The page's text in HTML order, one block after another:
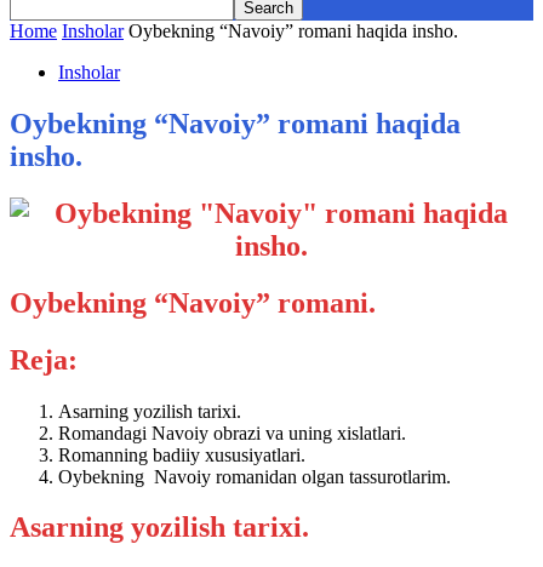
Home Insholar Oybekning “Navoiy” romani haqida insho.
Insholar
Oybekning “Navoiy” romani haqida
insho.
Oybekning “Navoiy” romani.
Reja:
Asarning yozilish tarixi.
Romandagi Navoiy obrazi va uning xislatlari.
Romanning badiiy xususiyatlari.
Oybekning Navoiy romanidan olgan tassurotlarim.
Asarning yozilish tarixi.